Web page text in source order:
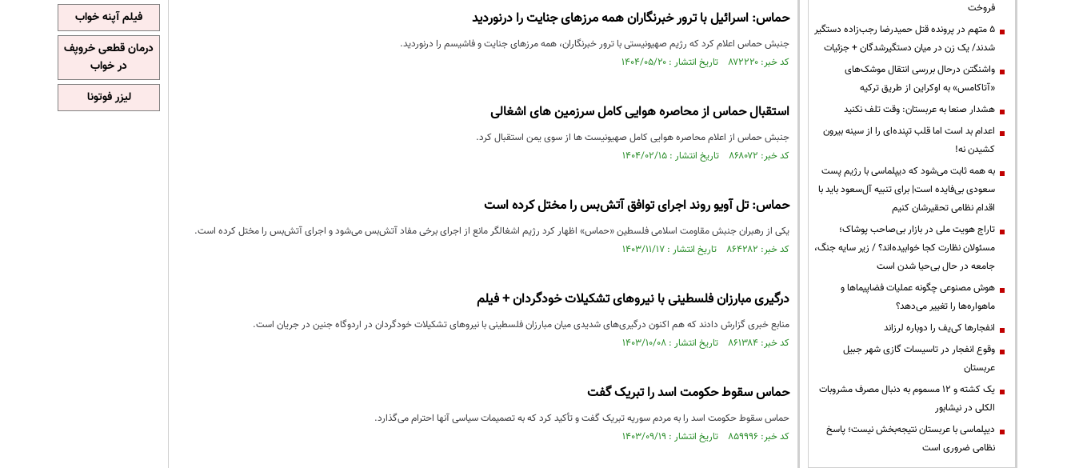
حماس: اسرائیل با ترور خبرنگاران همه مرزهای جنایت را درنوردید
جنبش حماس اعلام کرد که رژیم صهیونیستی با ترور خبرنگاران، همه مرزهای جنایت و فاشیسم را درنوردید.
کد خبر: ۸۷۲۲۲۰ تاریخ انتشار : ۱۴۰۴/۰۵/۲۰
استقبال حماس از محاصره هوایی کامل سرزمین های اشغالی
جنبش حماس از اعلام محاصره هوایی کامل صهیونیست ها از سوی یمن استقبال کرد.
کد خبر: ۸۶۸۰۷۲ تاریخ انتشار : ۱۴۰۴/۰۲/۱۵
حماس: تل آویو روند اجرای توافق آتش‌بس را مختل کرده است
یکی از رهبران جنبش مقاومت اسلامی فلسطین «حماس» اظهار کرد رژیم اشغالگر مانع از اجرای برخی مفاد آتش‌بس می‌شود و اجرای آتش‌بس را مختل کرده است.
کد خبر: ۸۶۴۲۸۲ تاریخ انتشار : ۱۴۰۳/۱۱/۱۷
درگیری مبارزان فلسطینی با نیروهای تشکیلات خودگردان + فیلم
منابع خبری گزارش دادند که هم اکنون درگیری‌های شدیدی میان مبارزان فلسطینی با نیروهای تشکیلات خودگردان در اردوگاه جنین در جریان است.
کد خبر: ۸۶۱۳۸۴ تاریخ انتشار : ۱۴۰۳/۱۰/۰۸
حماس سقوط حکومت اسد را تبریک گفت
حماس سقوط حکومت اسد را به مردم سوریه تبریک گفت و تأکید کرد که به تصمیمات سیاسی آنها احترام می‌گذارد.
کد خبر: ۸۵۹۹۹۶ تاریخ انتشار : ۱۴۰۳/۰۹/۱۹
فروخت
۵ متهم در پرونده قتل حمیدرضا رجب‌زاده دستگیر
شدند/ یک زن در میان دستگیرشدگان + جزئیات
واشنگتن درحال بررسی انتقال موشک‌های
«آتاکامس» به اوکراین از طریق ترکیه
هشدار صنعا به عربستان: وقت تلف نکنید
اعدام بد است اما قلب تپنده‌ای را از سینه بیرون
کشیدن نه!
به همه ثابت می‌شود که دیپلماسی با رژیم پست
سعودی بی‌فایده است| برای تنبیه آل‌سعود باید با
اقدام نظامی تحقیرشان کنیم
تاراج هویت ملی در بازار بی‌صاحب پوشاک؛
مسئولان نظارت کجا خوابیده‌اند؟ / زیر سایه جنگ،
جامعه در حال بی‌حیا شدن است
هوش مصنوعی چگونه عملیات فضاپیماها و
ماهواره‌ها را تغییر می‌دهد؟
انفجارها کی‌یف را دوباره لرزاند
وقوع انفجار در تاسیسات گازی شهر جبیل
عربستان
یک کشته و ۱۲ مسموم به دنبال مصرف مشروبات
الکلی در نیشابور
دیپلماسی با عربستان نتیجه‌بخش نیست؛ پاسخ
نظامی ضروری است
فیلم آپنه خواب
درمان قطعی خروپف
در خواب
لیزر فوتونا